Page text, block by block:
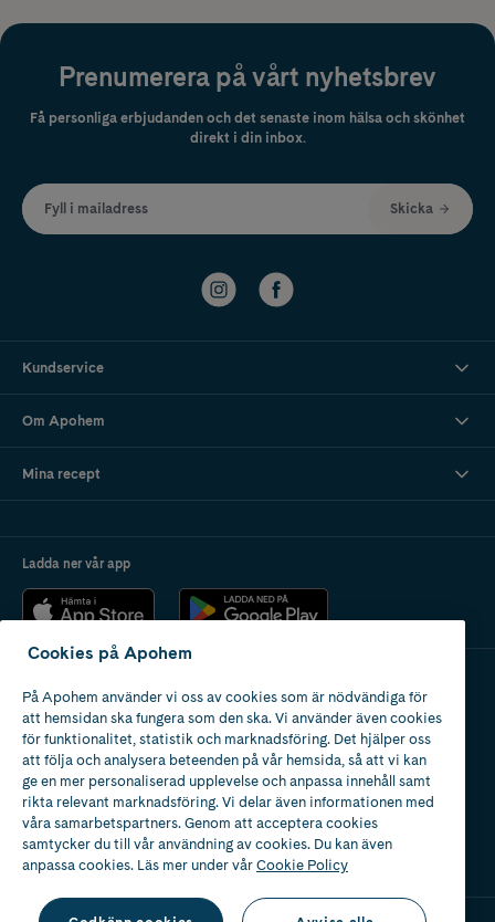
Prenumerera på vårt nyhetsbrev
Få personliga erbjudanden och det senaste inom hälsa och skönhet
direkt i din inbox.
Fyll i mailadress Skicka
Kundservice
Om Apohem
Mina recept
Ladda ner vår app
Apotek med tillstånd
av Läkemedelsverket
Cookies på Apohem
På Apohem använder vi oss av cookies som är nödvändiga för
att hemsidan ska fungera som den ska. Vi använder även cookies
för funktionalitet, statistik och marknadsföring. Det hjälper oss
att följa och analysera beteenden på vår hemsida, så att vi kan
ge en mer personaliserad upplevelse och anpassa innehåll samt
rikta relevant marknadsföring. Vi delar även informationen med
våra samarbetspartners. Genom att acceptera cookies
samtycker du till vår användning av cookies. Du kan även
anpassa cookies. Läs mer under vårCookie Policy